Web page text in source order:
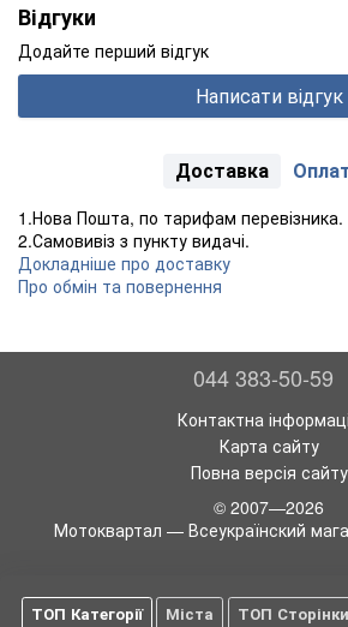
Відгуки
Додайте перший відгук
Написати відгук
Доставка
1.Нова Пошта, по тарифам перевізника.
2.Самовивіз з пункту видачі.
Докладніше про доставку
Про обмін та повернення
044 383-50-59
Контактна
Карта сайту
Повна версія сайту
© 2007—2026
Мотоквартал — Всеукраїнский
ТОП Категорії Міста ТОП Сторінки